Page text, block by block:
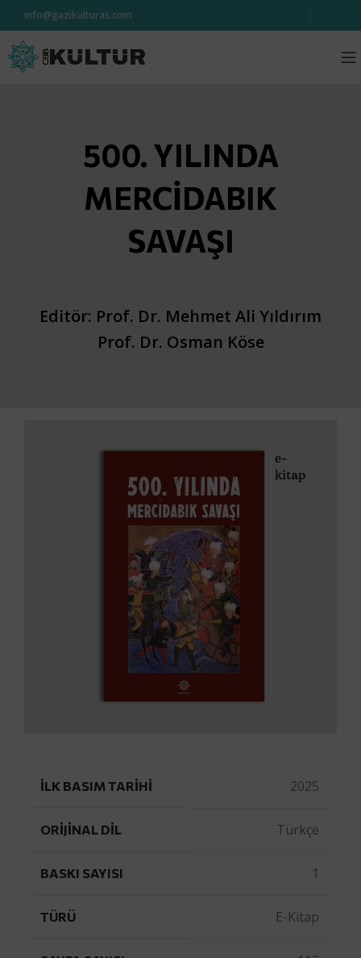
info@gazikulturas.com
500. YILINDA
MERCİDABIK
SAVAŞI
Editör: Prof. Dr. Mehmet Ali Yıldırım
Prof. Dr. Osman Köse
İLK BASIM TARIHI 2025
ORIJINAL DIL Türkçe
BASKI SAYISI 1
TÜRÜ E-Kitap